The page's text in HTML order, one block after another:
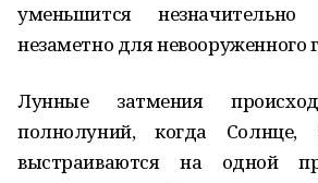
уменьшится
незаметно для невооруженного
Лунные затмения
полнолуний, когда
выстраиваются на одной